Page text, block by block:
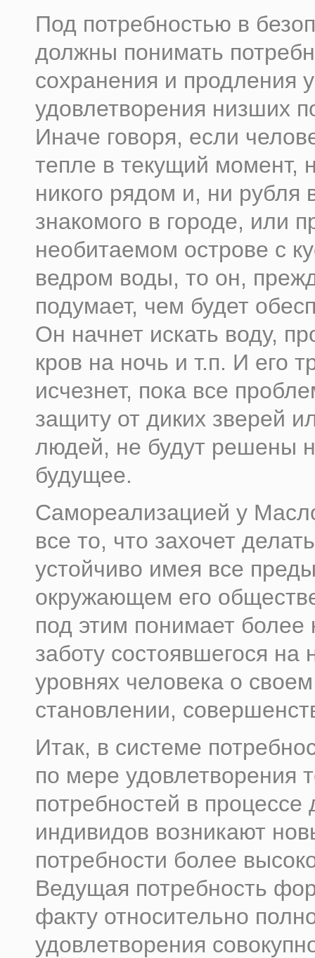
Под потребностью в
должны понимать
сохранения и продления
удовлетворения низших
Иначе говоря, если
тепле в текущий момент,
никого рядом и, ни рубля
знакомого в городе, или
необитаемом острове с
ведром воды, то он,
подумает, чем будет
Он начнет искать воду,
кров на ночь и т.п. И его
исчезнет, пока все
защиту от диких зверей
людей, не будут решены
будущее.
Самореализацией у
все то, что захочет
устойчиво имея все
окружающем его
под этим понимает более
заботу состоявшегося на
уровнях человека о
становлении,
Итак, в системе
по мере удовлетворения
потребностей в процессе
индивидов возникают
потребности более
Ведущая потребность
факту относительно
удовлетворения